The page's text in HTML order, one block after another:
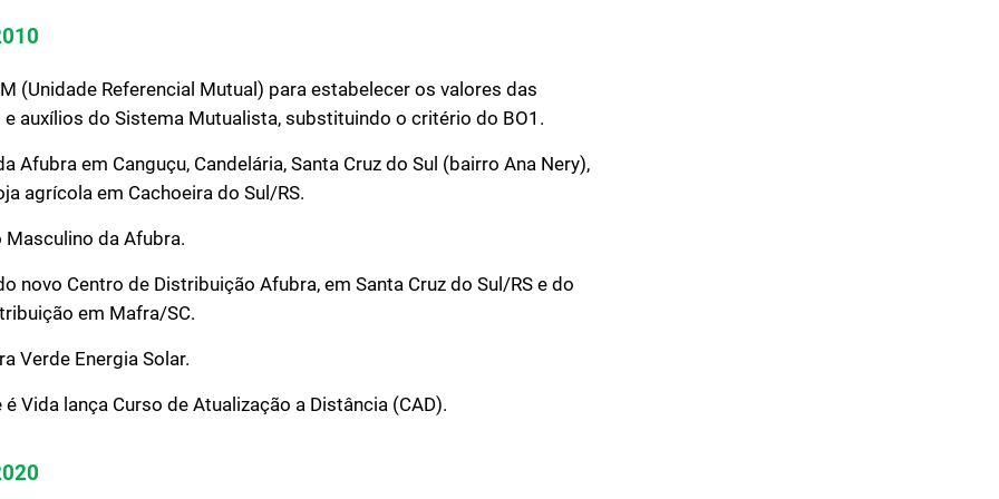
(Unidade Referencial Mutual) para estabelecer os valores das
auxílios do Sistema Mutualista, substituindo o critério do BO1.
Afubra em Canguçu, Candelária, Santa Cruz do Sul (bairro Ana Nery),
agrícola em Cachoeira do Sul/RS.
Masculino da Afubra.
novo Centro de Distribuição Afubra, em Santa Cruz do Sul/RS e do
em Mafra/SC.
Verde Energia Solar.
Vida lança Curso de Atualização a Distância (CAD).